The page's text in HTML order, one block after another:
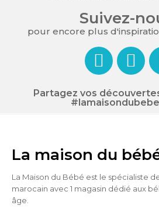
Suivez-
pour encore plus
Partagez vos
La maison du
La Maison du Bébé est le spécialiste
marocain avec 1 magasin dédié aux
âge.